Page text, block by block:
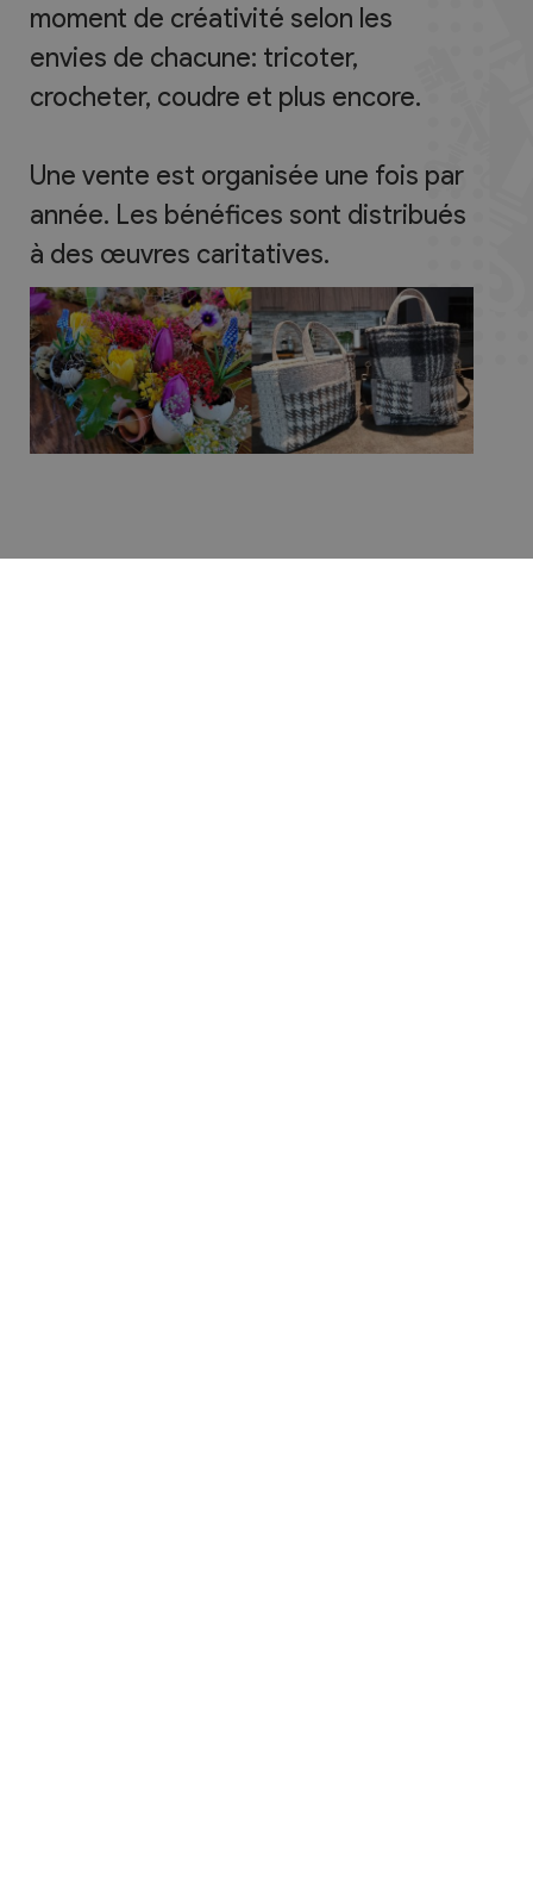
moment de créativité selon les
envies de chacune: tricoter,
crocheter, coudre et plus encore.
Une vente est organisée une fois par
année. Les bénéfices sont distribués
à des œuvres caritatives.